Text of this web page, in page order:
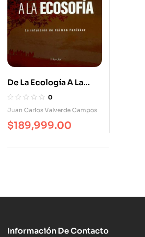
De La Ecología A La
Ecosofía
0
Juan Carlos Valverde Campos
$189,999.00
Información De Contacto